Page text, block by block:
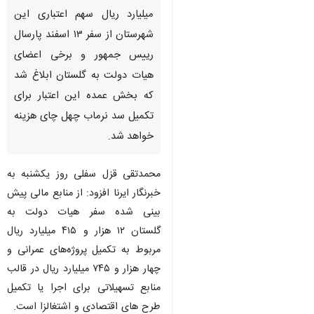
میلیارد ریال سهم اعتباری این
شهرستان از سفر ۱۳ اسفند پارسال
رییس جمهور و برخی اعضای
هیات دولت به گلستان ابلاغ شد
که بخش عمده این اعتبار برای
تکمیل سد نرماب چهل چای هزینه
خواهد شد.
محمدتقی قزل سفلی روز یکشنبه به
خبرنگار ایرنا افزود: از منابع مالی پیش
بینی شده سفر هیات دولت به
گلستان ۱۲ هزار و ۴۱۵ میلیارد ریال
مربوط به تکمیل پروژه‌های عمرانی و
چهار هزار و ۷۴۵ میلیارد ریال در قالب
منابع تسهیلاتی برای اجرا یا تکمیل
طرح های اقتصادی و اشتغالزا است.